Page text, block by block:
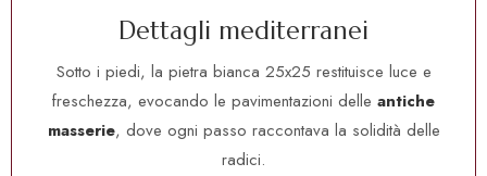
Dettagli mediterranei
Sotto i piedi, la pietra bianca 25x25 restituisce luce e
freschezza, evocando le pavimentazioni delle antiche
masserie, dove ogni passo raccontava la solidità delle
radici.